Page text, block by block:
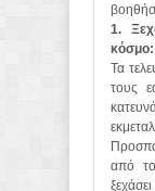
1.
κόσμο:
Τα
τους
από